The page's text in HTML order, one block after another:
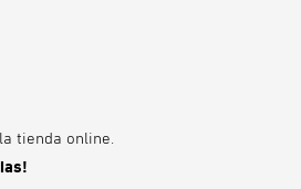
tienda online.